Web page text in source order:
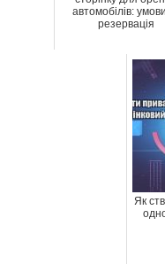
автомобілів:
резервація
Як